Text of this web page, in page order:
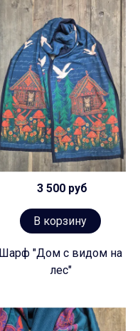
3 500 руб
В корзину
Шарф "Дом с видом на
лес"